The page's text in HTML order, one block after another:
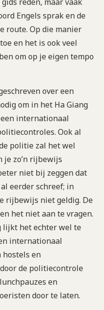
Engels sprak en de
route. Op die manier
en het is ook veel
om op je eigen tempo
over een
om in het Ha Giang
internationaal
Ook al
politie zal het wel
je zo’n rijbewijs
niet bij zeggen dat
eerder schreef; in
rijbewijs niet geldig. De
het niet aan te vragen.
lijkt het echter wel te
internationaal
en
de politiecontrole
en
door te laten.